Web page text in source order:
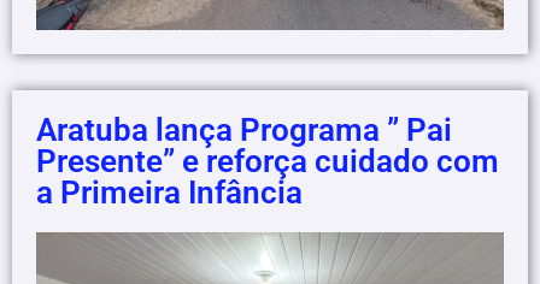
Aratuba lança Programa ” Pai
Presente” e reforça cuidado com
a Primeira Infância